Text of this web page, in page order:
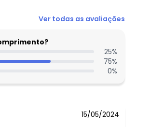
N/D*
N/D*
N/D*
N/D*
N/D*
Ver todas as avaliações
25%
75%
0%
15/05/2024